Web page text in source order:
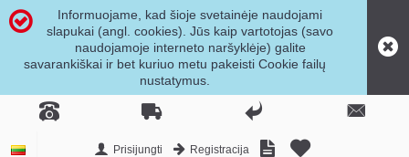
Informuojame, kad šioje svetainėje naudojami
slapukai (angl. cookies). Jūs kaip vartotojas (savo
naudojamoje interneto naršyklėje) galite
savarankiškai ir bet kuriuo metu pakeisti Cookie failų
nustatymus.
Prisijungti Registracija